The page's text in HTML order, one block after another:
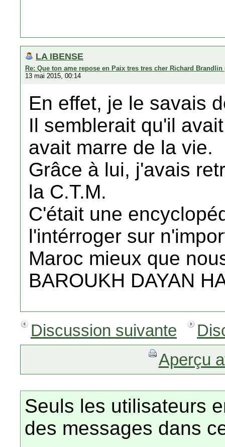
LA IBENSE
Re: Que ton ame repose en Paix tres tres cher Richard Brandlin
13 mai 2015, 00:14
En effet, je le savais
Il semblerait qu'il
avait marre de la vie.
Grâce à lui, j'avais
la C.T.M.
C'était une
l'intérroger sur
Maroc mieux que
BAROUKH DAYAN
Discussion suivante
Aperçu
Seuls les utilisateurs
des messages dans